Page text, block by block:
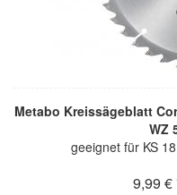
Metabo Kreissägeblatt
WZ
geeignet für KS
9,99 €